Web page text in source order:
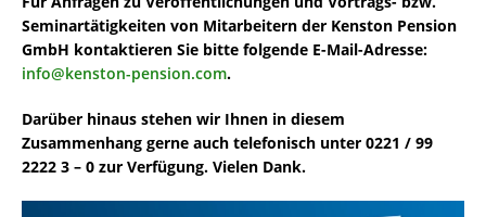
Seminartätigkeiten von Mitarbeitern der Kenston Pension
GmbH kontaktieren Sie bitte folgende E-Mail-Adresse:
info@kenston-pension.com.
Darüber hinaus stehen wir Ihnen in diesem
Zusammenhang gerne auch telefonisch unter 0221 / 99
2222 3 – 0 zur Verfügung. Vielen Dank.